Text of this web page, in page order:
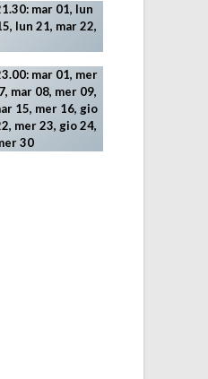
mar 01, lun
lun 21, mar 22,
mar 01, mer
mar 08, mer 09,
15, mer 16, gio
mer 23, gio 24,
30